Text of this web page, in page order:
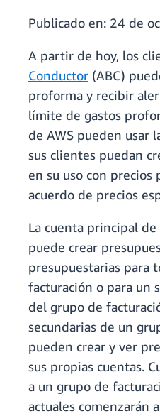
Publicado en: 24 de
A partir de hoy, los
Conductor (ABC)
proforma y recibir
límite de gastos
de AWS pueden usar
sus clientes puedan
en su uso con
acuerdo de precios
La cuenta principal
puede crear
presupuestarias para
facturación o para un
del grupo de
secundarias de un
pueden crear y ver
sus propias cuentas.
a un grupo de
actuales comenzarán